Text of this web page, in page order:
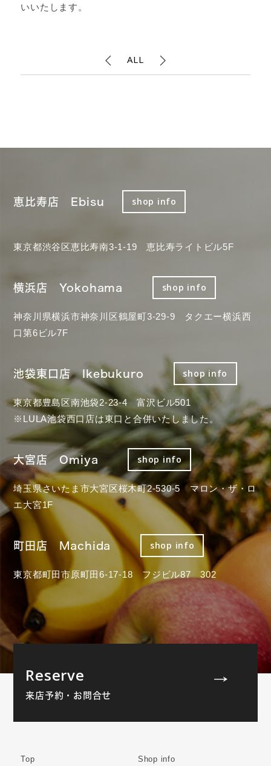
いいたします。
ALL
恵比寿店 Ebisu shop info
東京都渋谷区恵比寿南3-1-19 恵比寿ライトビル5F
横浜店 Yokohama shop info
神奈川県横浜市神奈川区鶴屋町3-29-9 タクエー横浜西
口第6ビル7F
池袋東口店 Ikebukuro shop info
東京都豊島区南池袋2-23-4 富沢ビル501
※LULA池袋西口店は東口と合併いたしました。
大宮店 Omiya shop info
埼玉県さいたま市大宮区桜木町2-530-5 マロン・ザ・ロ
エ大宮1F
町田店 Machida shop info
東京都町田市原町田6-17-18 フジビル87 302
Reserve
来店予約・お問合せ
Top Shop info